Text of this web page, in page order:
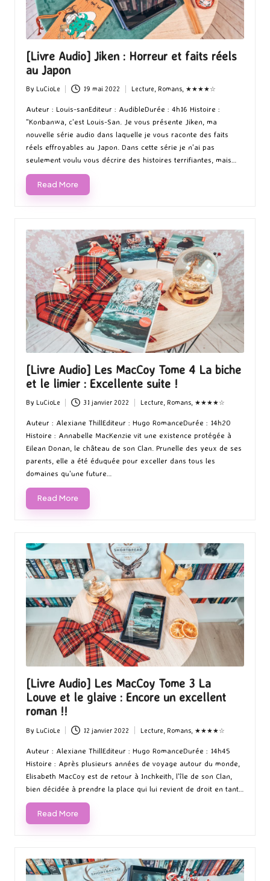
[Livre Audio] Jiken : Horreur et faits réels
au Japon
Posted
by
By LuCioLe 19 mai 2022
in
Lecture, Romans, ★★★★☆
Auteur : Louis-sanEditeur : AudibleDurée : 4h16 Histoire :
"Konbanwa, c'est Louis-San. Je vous présente Jiken, ma
nouvelle série audio dans laquelle je vous raconte des faits
réels effroyables au Japon. Dans cette série je n'ai pas
seulement voulu vous décrire des histoires terrifiantes, mais…
Read More
[Livre Audio] Les MacCoy Tome 4 La biche
et le limier : Excellente suite !
Posted
by
By LuCioLe 31 janvier 2022
in
Lecture, Romans, ★★★★☆
Auteur : Alexiane ThillEditeur : Hugo RomanceDurée : 14h20
Histoire : Annabelle MacKenzie vit une existence protégée à
Eilean Donan, le château de son Clan. Prunelle des yeux de ses
parents, elle a été éduquée pour exceller dans tous les
domaines qu'une future…
Read More
[Livre Audio] Les MacCoy Tome 3 La
Louve et le glaive : Encore un excellent
roman !!
Posted
by
By LuCioLe 12 janvier 2022
Posted
Lecture, Romans, ★★★★☆
Auteur : Alexiane ThillEditeur : Hugo RomanceDurée : 14h45
Histoire : Après plusieurs années de voyage autour du monde,
Elisabeth MacCoy est de retour à Inchkeith, l'île de son Clan,
bien décidée à prendre la place qui lui revient de droit en tant…
Read More